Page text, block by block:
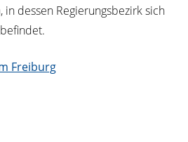
in dessen Regierungsbezirk sich
Freiburg